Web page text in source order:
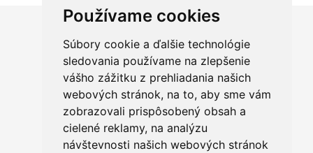
Používame cookies
Súbory cookie a ďalšie technológie
sledovania používame na zlepšenie
vášho zážitku z prehliadania našich
webových stránok, na to, aby sme vám
zobrazovali prispôsobený obsah a
cielené reklamy, na analýzu
návštevnosti našich webových stránok
Chceš sa radšej porozprávať?
+421 950 420 666